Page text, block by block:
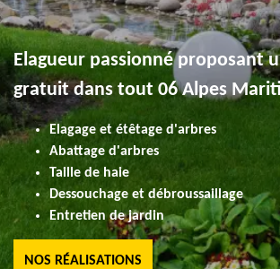
Elagueur passionné proposant
gratuit dans tout 06 Alpes
Elagage et étêtage d'arbres
Abattage d'arbres
Taille de haie
Dessouchage et débroussaillage
Entretien de jardin
NOS RÉALISATIONS